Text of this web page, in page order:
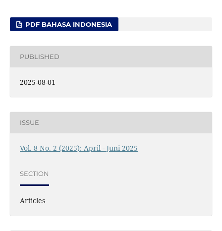
PDF BAHASA INDONESIA
PUBLISHED
2025-08-01
ISSUE
Vol. 8 No. 2 (2025): April - Juni 2025
SECTION
Articles